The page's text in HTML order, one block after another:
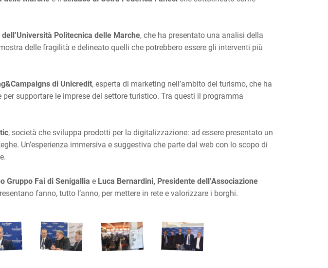
Politecnica delle Marche, che ha presentato una analisi della
delle fragilità e delineato quelli che potrebbero essere gli interventi più
di Unicredit, esperta di marketing nell’ambito del turismo, che ha
supportare le imprese del settore turistico. Tra questi il programma
, società che sviluppa prodotti per la digitalizzazione: ad essere presentato un
Un’esperienza immersiva e suggestiva che parte dal web con lo scopo di
Gruppo Fai di Senigallia e Luca Bernardini, Presidente dell’Associazione
fanno, tutto l’anno, per mettere in rete e valorizzare i borghi.